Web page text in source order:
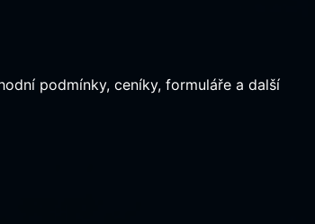
podmínky, ceníky, formuláře a další